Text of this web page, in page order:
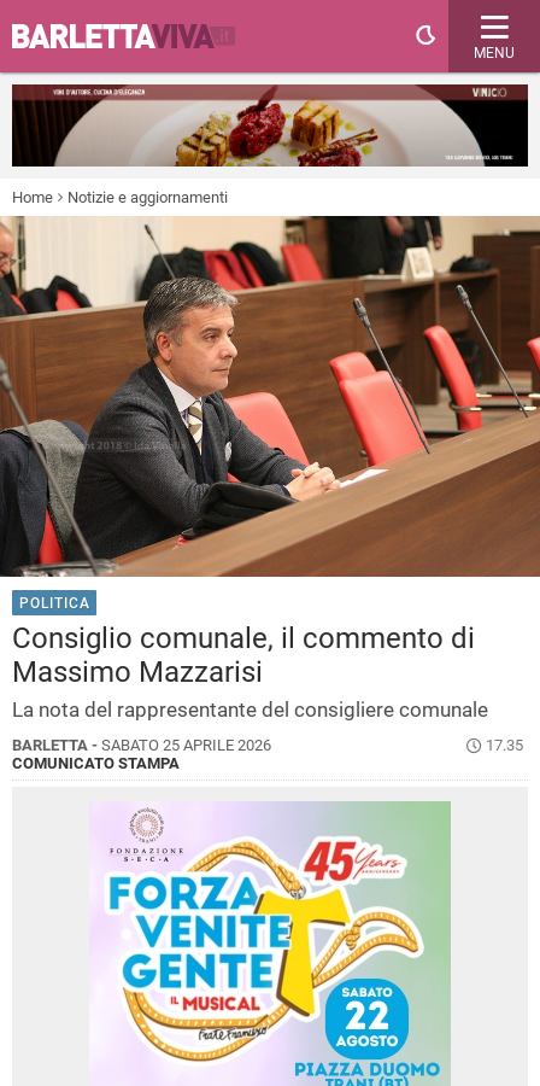
MENU
Home Notizie e aggiornamenti
POLITICA
Consiglio comunale, il commento di
Massimo Mazzarisi
La nota del rappresentante del consigliere comunale
BARLETTA - SABATO 25 APRILE 2026
17.35
COMUNICATO STAMPA